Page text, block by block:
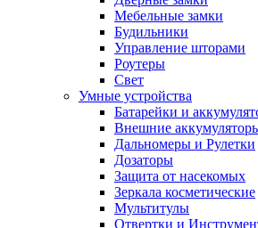
Мебельные замки
Будильники
Управление шторами
Роутеры
Свет
Умные устройства
Батарейки и
Внешние
Дальномеры и Рулетки
Дозаторы
Защита от насекомых
Зеркала косметические
Мультитулы
Отвертки и